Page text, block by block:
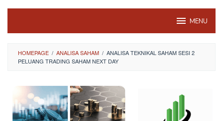
MENU
HOMEPAGE / ANALISA SAHAM / ANALISA TEKNIKAL SAHAM SESI 2
PELUANG TRADING SAHAM NEXT DAY